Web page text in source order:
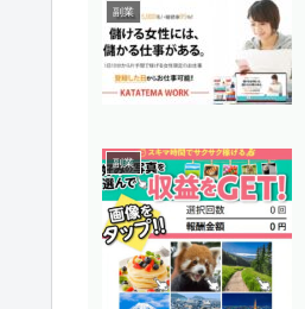
副業
副業